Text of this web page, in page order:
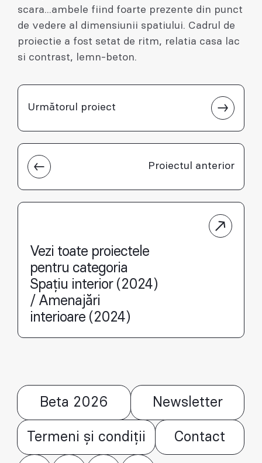
scara...ambele fiind foarte prezente din punct
de vedere al dimensiunii spatiului. Cadrul de
proiectie a fost setat de ritm, relatia casa lac
si contrast, lemn-beton.
Proiectul anterior
Următorul proiect
Vezi toate proiectele
pentru categoria
Spațiu interior (2024)
/ Amenajări
interioare (2024)
Beta 2026 Newsletter
Termeni și condiții Contact